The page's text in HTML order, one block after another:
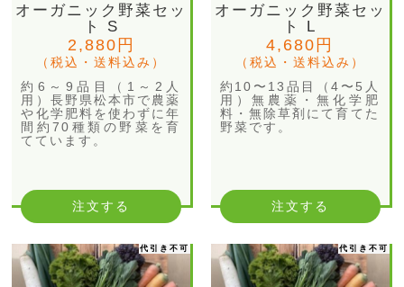
オーガニック野菜セッ
ト S
2,880円
（税込・送料込み）
約6～9品目（1～2人
用）長野県松本市で農薬
や化学肥料を使わずに年
間約70種類の野菜を育
てています。
注文する
オーガニック野菜セッ
ト L
4,680円
（税込・送料込み）
約10〜13品目（4〜5人
用）無農薬・無化学肥
料・無除草剤にて育てた
野菜です。
注文する
代引き不可 代引き不可